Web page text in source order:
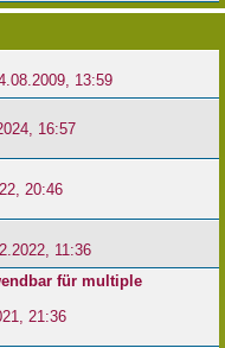
13:59
16:57
20:46
11:36
für multiple
21:36